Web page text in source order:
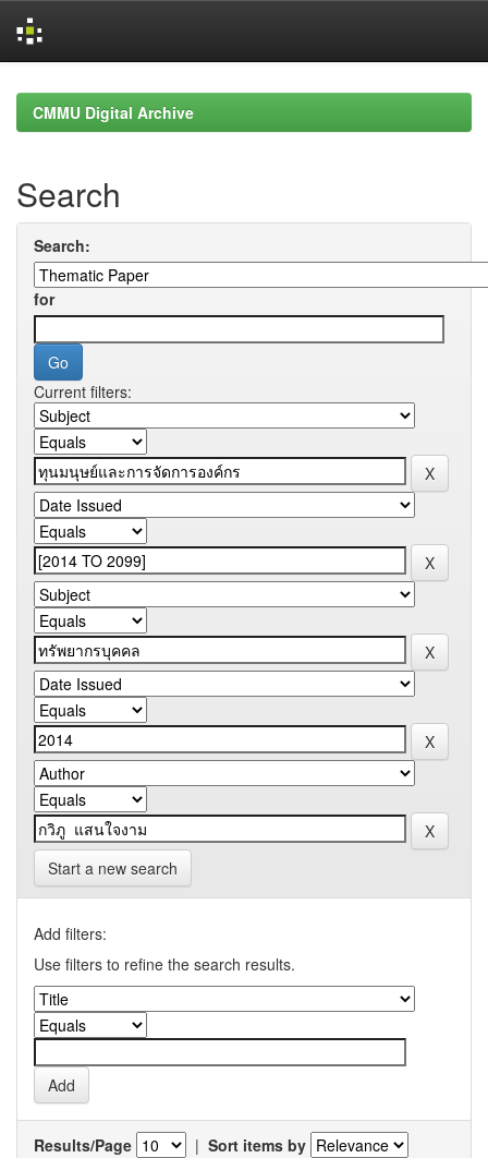
navigationCMMU Digital Archive
Search
Search:
for
Current filters:
Start a new search
Add filters:
Use filters to refine the search results.
Results/Page | Sort items by